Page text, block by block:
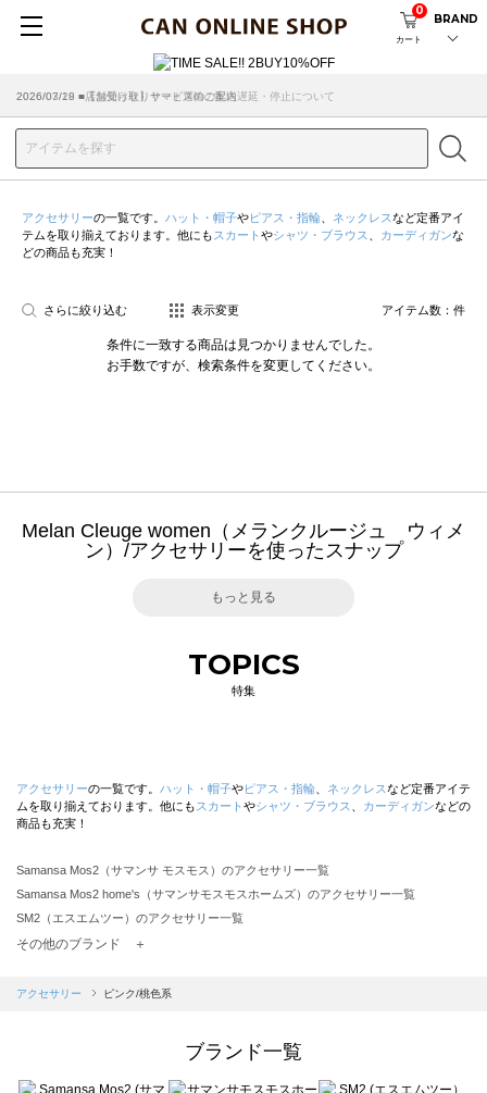
カート
0
BRAND
2026/07/29 ■【お知らせ】ヤマト運輸の配送遅延・停止について
2026/03/18 ■店舗受け取りサービスのご案内
アクセサリーの一覧です。 ハット・帽子やピアス・指輪 ネックレスなど定番アイ
テムを取り揃えております。他にも スカート やシャツ・ブラウス カーディガンな
どの商品も充実！
さらに絞り込む 表示変更 アイテム数： 件
条件に一致する商品は見つかりませんでした。
お手数ですが、検索条件を変更してください。
Melan Cleuge women（メランクルージュ ウィメ
ン）/アクセサリーを使ったスナップ
もっと見る
TOPICS
特集
アクセサリーの一覧です。 ハット・帽子やピアス・指輪 ネックレスなど定番アイテ
ムを取り揃えております。他にも スカート やシャツ・ブラウス カーディガンなどの
商品も充実！
Samansa Mos2（サマンサ モスモス）のアクセサリー一覧
Samansa Mos2 home's（サマンサモスモスホームズ）のアクセサリー一覧
SM2（エスエムツー）のアクセサリー一覧
TSUHARU by Samansa Mos2（ツハルバイサマンサモスモス）のアクセサリー一覧
Samansa Mos2 blue（サマンサモスモス ブルー）のアクセサリー一覧
sō4ū（ソウフォーユー）のアクセサリー一覧
Te chichi（テチチ）のアクセサリー一覧
その他のブランド ＋
アクセサリー ピンク/桃色系
ブランド一覧